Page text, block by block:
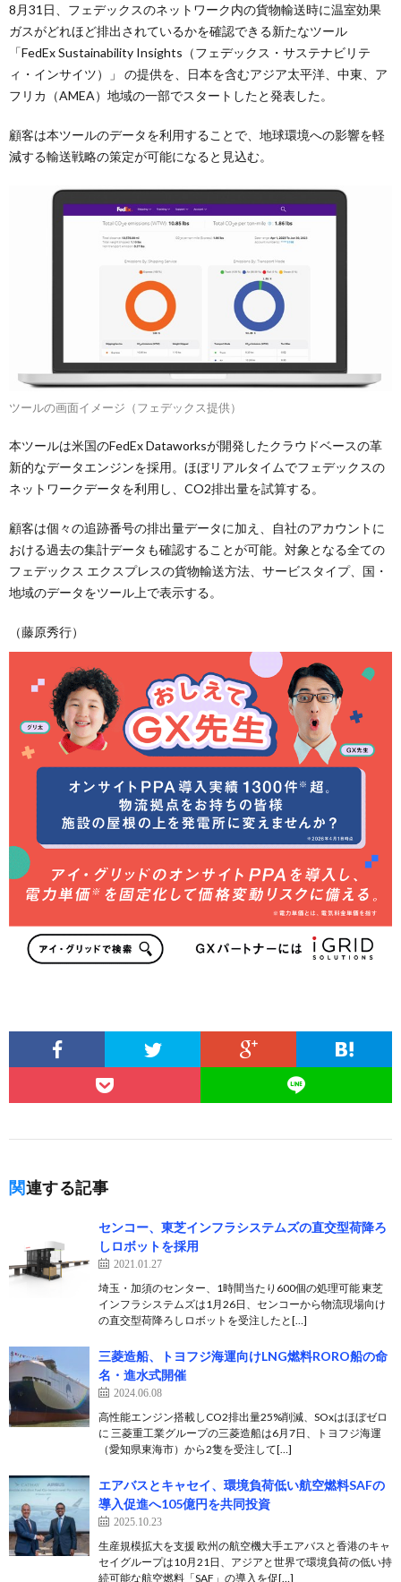
8月31日、フェデックスのネットワーク内の貨物輸送時に温室効果
ガスがどれほど排出されているかを確認できる新たなツール
「FedEx Sustainability Insights（フェデックス・サステナビリテ
ィ・インサイツ）」 の提供を、日本を含むアジア太平洋、中東、ア
フリカ（AMEA）地域の一部でスタートしたと発表した。
顧客は本ツールのデータを利用することで、地球環境への影響を軽
減する輸送戦略の策定が可能になると見込む。
ツールの画面イメージ（フェデックス提供）
本ツールは米国のFedEx Dataworksが開発したクラウドベースの革
新的なデータエンジンを採用。ほぼリアルタイムでフェデックスの
ネットワークデータを利用し、CO2排出量を試算する。
顧客は個々の追跡番号の排出量データに加え、自社のアカウントに
おける過去の集計データも確認することが可能。対象となる全ての
フェデックス エクスプレスの貨物輸送方法、サービスタイプ、国・
地域のデータをツール上で表示する。
（藤原秀行）
関連する記事
センコー、東芝インフラシステムズの直交型荷降ろ
しロボットを採用
2021.01.27
埼玉・加須のセンター、1時間当たり600個の処理可能 東芝
インフラシステムズは1月26日、センコーから物流現場向け
の直交型荷降ろしロボットを受注したと[…]
三菱造船、トヨフジ海運向けLNG燃料RORO船の命
名・進水式開催
2024.06.08
高性能エンジン搭載しCO2排出量25%削減、SOxはほぼゼロ
に 三菱重工業グループの三菱造船は6月7日、トヨフジ海運
（愛知県東海市）から2隻を受注して[…]
エアバスとキャセイ、環境負荷低い航空燃料SAFの
導入促進へ105億円を共同投資
2025.10.23
生産規模拡大を支援 欧州の航空機大手エアバスと香港のキャ
セイグループは10月21日、アジアと世界で環境負荷の低い持
続可能な航空燃料「SAF」の導入を促[…]